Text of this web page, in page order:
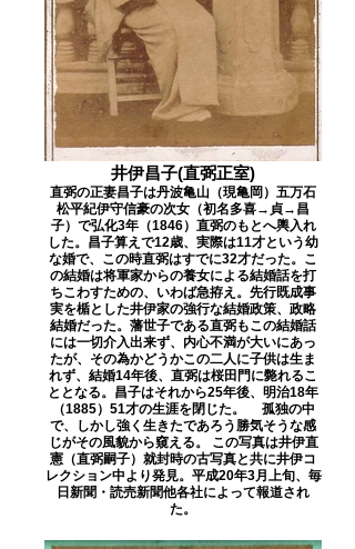
井伊昌子(直弼正室)
直弼の正妻昌子は丹波亀山（現亀岡）五万石
松平紀伊守信豪の次女（初名多喜→貞→昌
子）で弘化3年（1846）直弼のもとへ輿入れ
した。昌子算えで12歳、実際は11才という幼
な婚で、この時直弼はすでに32才だった。こ
の結婚は将軍家からの養女による結婚話を打
ちこわすための、いわば急拵え。先行既成事
実を楯とした井伊家の強行な結婚政策、政略
結婚だった。藩世子である直弼もこの結婚話
には一切介入出来ず、内心不満が大いにあっ
たが、その為かどうかこの二人に子供は生ま
れず、結婚14年後、直弼は桜田門に斃れるこ
ととなる。昌子はそれから25年後、明治18年
（1885）51才の生涯を閉じた。 孤独の中
で、しかし強く生きたであろう勝気そうな感
じがその風貌から窺える。 この写真は井伊直
憲（直弼嗣子）就封時の古写真と共に井伊コ
レクション中より発見。平成20年3月上旬、毎
日新聞・読売新聞他各社によって報道され
た。